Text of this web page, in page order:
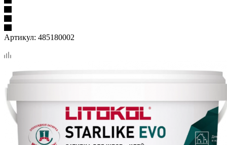
Артикул: 485180002